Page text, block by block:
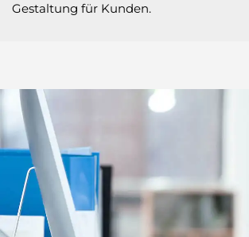
Gestaltung für Kunden.